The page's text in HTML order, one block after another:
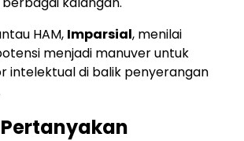
HAM, Imparsial, menilai
menjadi manuver untuk
intelektual di balik penyerangan